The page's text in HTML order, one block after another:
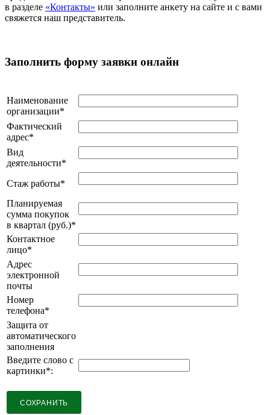
в разделе «Контакты» или заполните анкету на сайте и с вами
свяжется наш представитель.
Заполнить форму заявки онлайн
Наименование
организации*
Фактический
адрес*
Вид
деятельности*
Стаж работы*
Планируемая
сумма покупок
в квартал (руб.)*
Контактное
лицо*
Адрес
электронной
почты
Номер
телефона*
Защита от
автоматического
заполнения
Введите слово с
картинки*: